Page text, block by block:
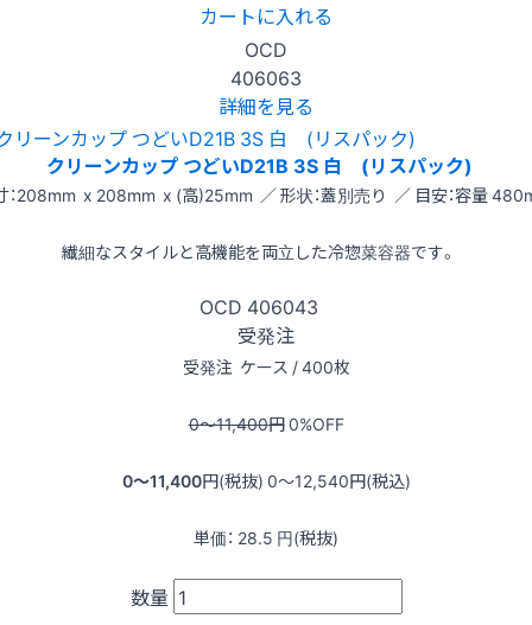
カートに入れる
OCD
406063
詳細を見る
クリーンカップ つどいD21B 3S 白 (リスパック)
：208mm x 208mm x (高)25mm ／ 形状：蓋別売り ／ 目安：容量
繊細なスタイルと高機能を両立した冷惣菜容器です。
OCD 406043
受発注
受発注 ケース / 400枚
0〜11,400円0%OFF
0〜11,400円(税抜) 0〜12,540円(税込)
単価： 28.5 円(税抜)
数量